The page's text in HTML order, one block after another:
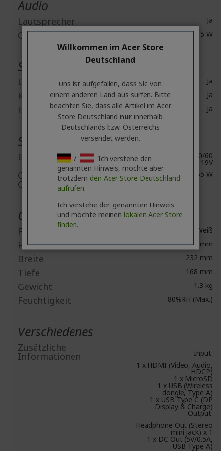
Audio
Lautsprecher Ja
Output Power 1 x 5 W
Schnittstellen / Anschlüsse
USB Ja
Kopfhörer Ja
HDMI Ja
Stromversorgung
Eingangsspannung AC 100~240V,50/60
Hz - DC 19V
Operating Power
Consumption
65 W
Gehäuse
Farbe Weiß
Höhe 92 mm
Breite 232 mm
Tiefe 168 mm
Gewicht 1.3 kg
Feuchtigkeit 80%RH (Max.)
Verschiedenes
Zusätzliche
Informationen
Input:
1 x HDMI (Video, Audio,
HDCP)
1 x MicroSD
1 x USB (Wireless
dongle, Type A)
1 x USB Type C (DP
Display & Charge)
Output:
Headphone Out (Stereo
mini jack) x 1
1 x DC Out (5V/0.5A,
USB Type A)
Willkommen im Acer Store
Deutschland
Uns ist aufgefallen, dass Sie von
einem anderen Land aus surfen. Bitte
beachten Sie, dass alle Artikel im Acer
Store Deutschland nur innerhalb
Deutschlands bzw. Österreichs
versendet werden.
/
Ich verstehe den
genannten Hinweis, möchte aber
trotzdem den Acer Store Deutschland
aufrufen.
Ich verstehe den genannten Hinweis
und möchte meinen lokalen Acer Store
finden.